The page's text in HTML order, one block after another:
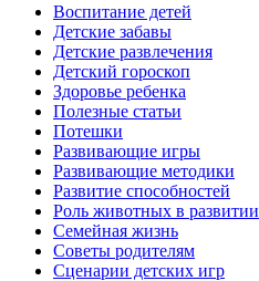
Воспитание детей
Детские забавы
Детские развлечения
Детский гороскоп
Здоровье ребенка
Полезные статьи
Потешки
Развивающие игры
Развивающие методики
Развитие способностей
Роль животных в развитии
Семейная жизнь
Советы родителям
Сценарии детских игр